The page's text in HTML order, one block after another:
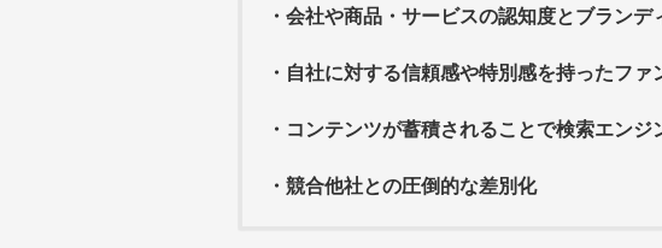
・会社や商品・サービスの認知度とブランデ
・自社に対する信頼感や特別感を持ったファ
・コンテンツが蓄積されることで検索エンジ
・競合他社との圧倒的な差別化